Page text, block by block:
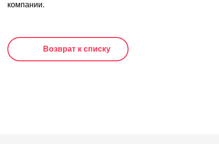
компании.
Возврат к списку